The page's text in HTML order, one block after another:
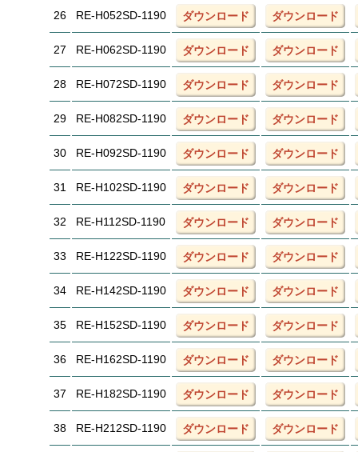
26 RE-H052SD-1190 ダウンロード ダウンロード
27 RE-H062SD-1190 ダウンロード ダウンロード
28 RE-H072SD-1190 ダウンロード ダウンロード
29 RE-H082SD-1190 ダウンロード ダウンロード
30 RE-H092SD-1190 ダウンロード ダウンロード
31 RE-H102SD-1190 ダウンロード ダウンロード
32 RE-H112SD-1190 ダウンロード ダウンロード
33 RE-H122SD-1190 ダウンロード ダウンロード
34 RE-H142SD-1190 ダウンロード ダウンロード
35 RE-H152SD-1190 ダウンロード ダウンロード
36 RE-H162SD-1190 ダウンロード ダウンロード
37 RE-H182SD-1190 ダウンロード ダウンロード
38 RE-H212SD-1190 ダウンロード ダウンロード